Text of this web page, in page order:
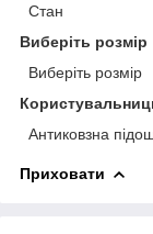
Стан
Виберіть розмір
Виберіть розмір
Антиковзна
Приховати